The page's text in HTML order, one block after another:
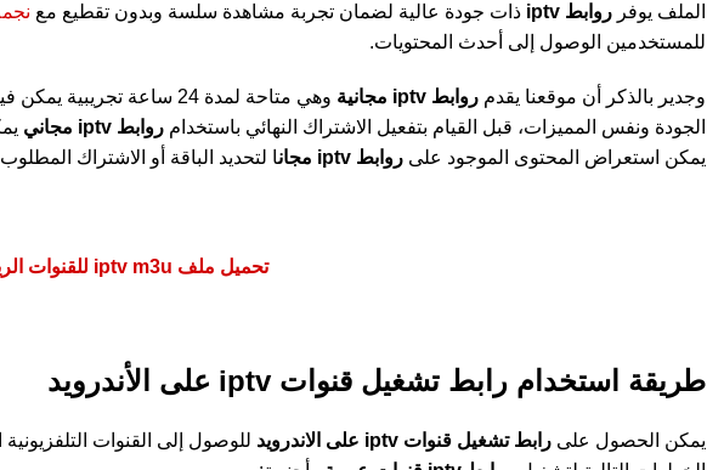
الملف يوفر روابط iptv ذات جودة عالية لضمان تجربة مشاهدة سلسة وبدون تقطيع مع
للمستخدمين الوصول إلى أحدث المحتويات.
وجدير بالذكر أن موقعنا يقدم روابط iptv مجانية
وهي متاحة لمدة 24 ساعة
الجودة ونفس المميزات، قبل القيام بتفعيل الاشتراك النهائي باستخدام روابط iptv مجاني
يمكن استعراض المحتوى الموجود على روابط iptv مجان ا لتحديد الباقة أو الاشتراك
تحميل ملف iptv m3u للقنوات الرياضية
طريقة استخدام رابط تشغيل قنوات iptv على الأندرويد
يمكن الحصول على رابط تشغيل قنوات iptv على الاندرويد
للوصول إلى القنوات